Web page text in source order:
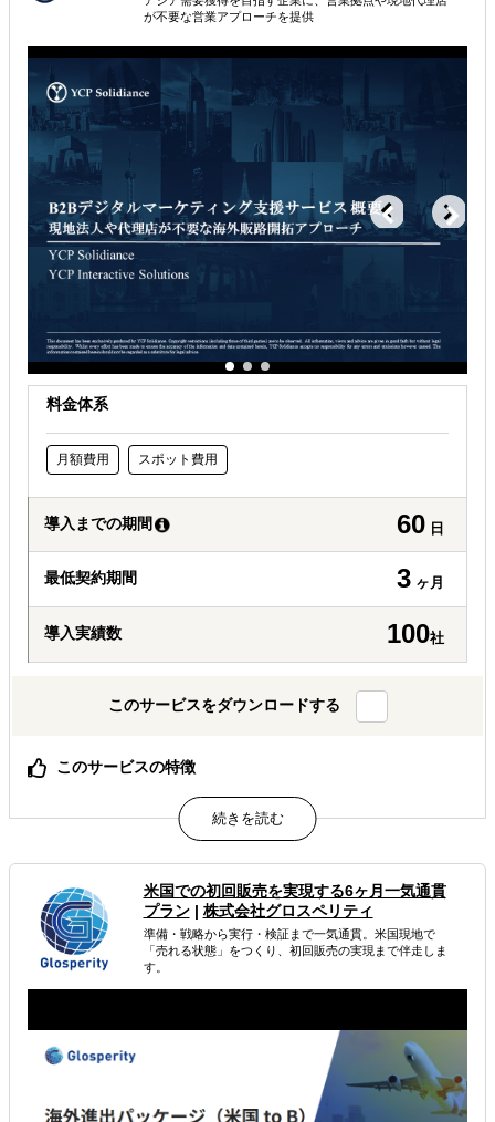
属するジャンル
通訳 海外市場調査・マーケティング
海外向けECサイト構築
自社商材に最適な販売方法を知りたい
オンラインで販路開拓したい
が不要な営業アプローチを提供
料金体系
月額費用 スポット費用
導入までの期間 60 日
最低契約期間 3 ヶ月
導入実績数 100社
このサービスをダウンロードする
このサービスの特徴
アジア圏における3,000件以上のコンサルティングプロジ
ェクト経験に基づく、海外市場向け営業ページ設計＆広告
プロジェクト着手から3ヶ月で成果を創出するスピード
展示会出展1回分の費用で、長期的に活用できるビジネス
資産を構築
属するジャンル
米国での初回販売を実現する6ヶ月一気通貫
プラン| 株式会社グロスペリティ
準備・戦略から実行・検証まで一気通貫。米国現地で
「売れる状態」をつくり、初回販売の実現まで伴走しま
す。